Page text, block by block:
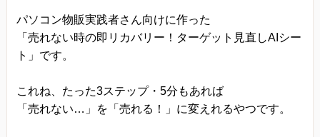
パソコン物販実践者さん向けに作った
「売れない時の即リカバリー！ターゲット見直しAIシー
ト」です。
これね、たった3ステップ・5分もあれば
「売れない…」を「売れる！」に変えれるやつです。